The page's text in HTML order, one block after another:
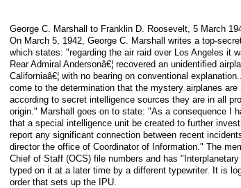
George C. Marshall to Franklin D. Roosevelt, 5 March
On March 5, 1942, George C. Marshall writes a top-
which states: "regarding the air raid over Los Angeles it
Rear Admiral Andersonâ€¦ recovered an unidentified
Californiaâ€¦ with no bearing on conventional
come to the determination that the mystery airplanes
according to secret intelligence sources they are in all
origin." Marshall goes on to state: "As a consequence I
that a special intelligence unit be created to further
report any significant connection between recent
director the office of Coordinator of Information." The
Chief of Staff (OCS) file numbers and has
typed on it at a later time by a different typewriter. It is
order that sets up the IPU.